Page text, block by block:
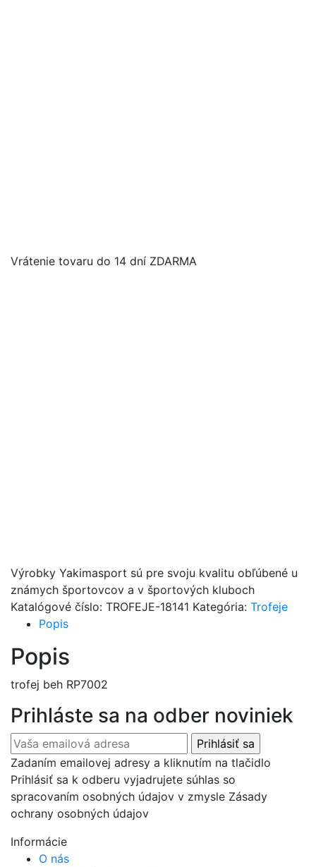
Vrátenie tovaru do 14 dní ZDARMA
Výrobky Yakimasport sú pre svoju kvalitu obľúbené u
známych športovcov a v športových kluboch
Katalógové číslo: TROFEJE-18141 Kategória: Trofeje
Popis
Popis
trofej beh RP7002
Prihláste sa na odber noviniek
Zadaním emailovej adresy a kliknutím na tlačidlo
Prihlásiť sa k odberu vyjadrujete súhlas so
spracovaním osobných údajov v zmysle Zásady
ochrany osobných údajov
Informácie
O nás